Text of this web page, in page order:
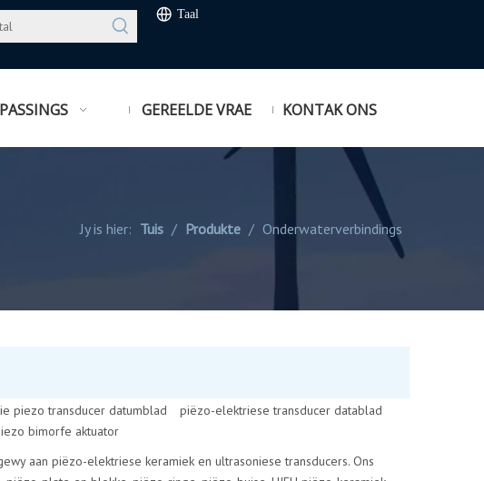
Taal
GEREELDE VRAE KONTAK ONS
Jy is hier: Tuis / Produkte / Onderwaterverbindings
piezo transducer datumblad
piëzo-elektriese transducer datablad
bimorfe aktuator
aan piëzo-elektriese keramiek en ultrasoniese transducers. Ons